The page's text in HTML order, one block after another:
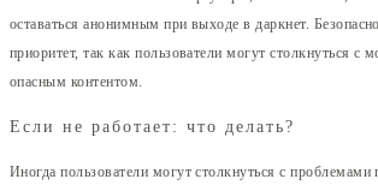
оставаться анонимным при выходе в даркнет.
приоритет, так как пользователи могут столкнуться с
опасным контентом.
Если не работает: что делать?
Иногда пользователи могут столкнуться с проблемами